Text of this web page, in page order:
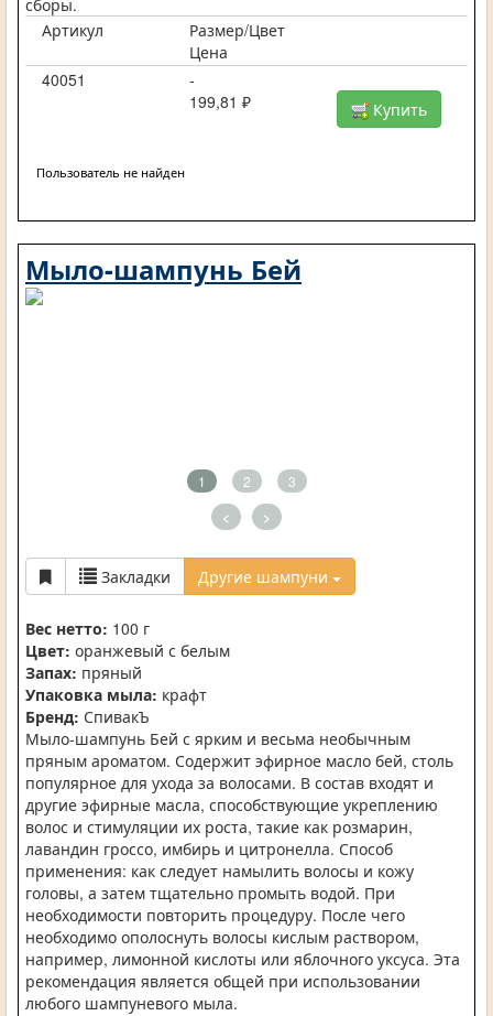
сборы.
Артикул
Размер/Цвет
Цена
40051
-
199,81 ₽
Купить
Пользователь не найден
Мыло-шампунь Бей
1 2 3
< >
Закладки Другие шампуни
Вес нетто: 100 г
Цвет: оранжевый с белым
Запах: пряный
Упаковка мыла: крафт
Бренд: СпивакЪ
Мыло-шампунь Бей с ярким и весьма необычным
пряным ароматом. Содержит эфирное масло бей, столь
популярное для ухода за волосами. В состав входят и
другие эфирные масла, способствующие укреплению
волос и стимуляции их роста, такие как розмарин,
лавандин гроссо, имбирь и цитронелла. Способ
применения: как следует намылить волосы и кожу
головы, а затем тщательно промыть водой. При
необходимости повторить процедуру. После чего
необходимо ополоснуть волосы кислым раствором,
например, лимонной кислоты или яблочного уксуса. Эта
рекомендация является общей при использовании
любого шампуневого мыла.